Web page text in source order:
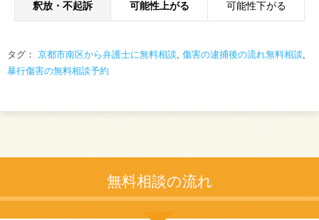
釈放・不起訴 可能性上がる 可能性下がる
タグ： 京都市南区から弁護士に無料相談, 傷害の逮捕後の流れ無料相談,
暴行傷害の無料相談予約
無料相談の流れ